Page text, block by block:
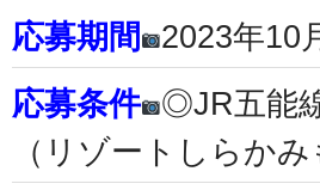
応募期間
2023年10
応募条件 ◎JR五能
（リゾートしらかみ